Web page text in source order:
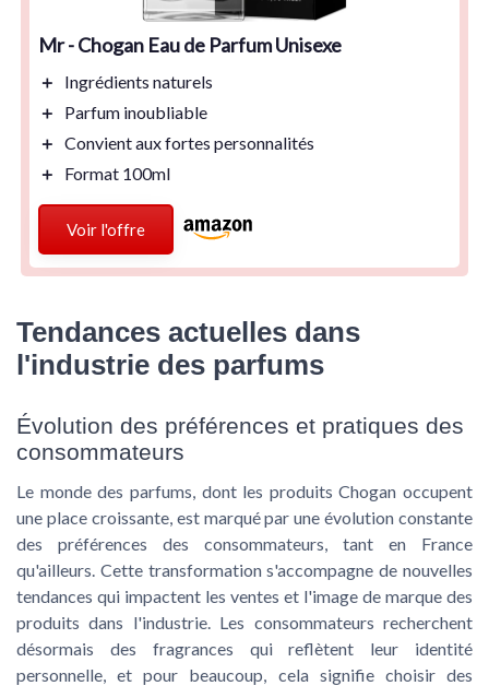
Mr - Chogan Eau de Parfum Unisexe
＋
Ingrédients naturels
＋
Parfum inoubliable
＋ Convient aux fortes personnalités
＋
Format 100ml
Voir l'offre
Tendances actuelles dans
l'industrie des parfums
Évolution des préférences et pratiques des
consommateurs
Le monde des parfums, dont les produits Chogan occupent
une place croissante, est marqué par une évolution constante
des préférences des consommateurs, tant en France
qu'ailleurs. Cette transformation s'accompagne de nouvelles
tendances qui impactent les ventes et l'image de marque des
produits dans l'industrie. Les consommateurs recherchent
désormais des fragrances qui reflètent leur identité
personnelle, et pour beaucoup, cela signifie choisir des